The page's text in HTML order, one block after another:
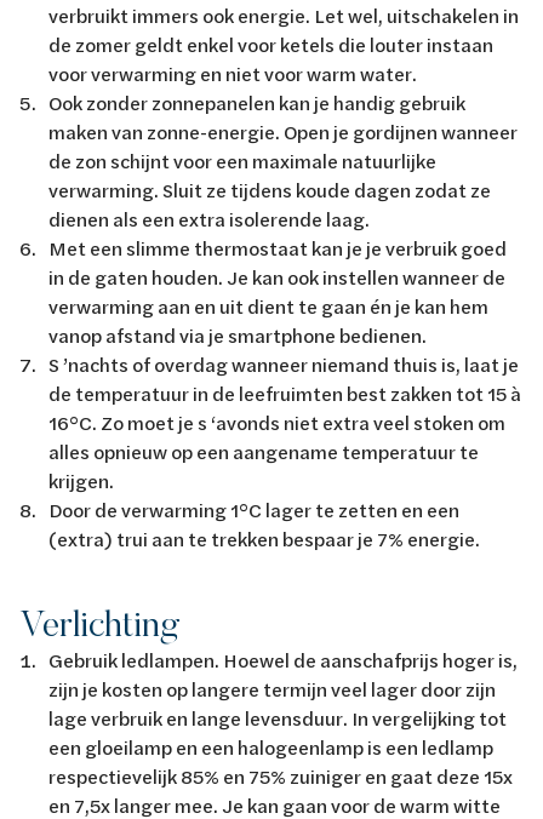
verbruikt immers ook energie. Let wel, uitschakelen in
de zomer geldt enkel voor ketels die louter instaan
voor verwarming en niet voor warm water.
Ook zonder zonnepanelen kan je handig gebruik
maken van zonne-energie. Open je gordijnen wanneer
de zon schijnt voor een maximale natuurlijke
verwarming. Sluit ze tijdens koude dagen zodat ze
dienen als een extra isolerende laag.
Met een slimme thermostaat kan je je verbruik goed
in de gaten houden. Je kan ook instellen wanneer de
verwarming aan en uit dient te gaan én je kan hem
vanop afstand via je smartphone bedienen.
S ’nachts of overdag wanneer niemand thuis is, laat je
de temperatuur in de leefruimten best zakken tot 15 à
16°C. Zo moet je s ‘avonds niet extra veel stoken om
alles opnieuw op een aangename temperatuur te
krijgen.
Door de verwarming 1°C lager te zetten en een
(extra) trui aan te trekken bespaar je 7% energie.
Verlichting
Gebruik ledlampen. Hoewel de aanschafprijs hoger is,
zijn je kosten op langere termijn veel lager door zijn
lage verbruik en lange levensduur. In vergelijking tot
een gloeilamp en een halogeenlamp is een ledlamp
respectievelijk 85% en 75% zuiniger en gaat deze 15x
en 7,5x langer mee. Je kan gaan voor de warm witte